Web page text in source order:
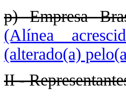
p) Empresa
(Alínea
(alterado(a)
II -